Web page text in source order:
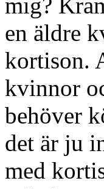
en äldre
kortison.
kvinnor
behöver
det är ju
med